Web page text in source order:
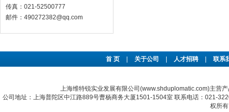
传真：021-52500777
邮件：490272382@qq.com
首 页 关于公司 人才招聘 联系
上海维特锐实业发展有限公司(www.shduplomatic.com)主营
公司地址：上海普陀区中江路889号曹杨商务大厦1501-1504室 联系电话：021-
权所